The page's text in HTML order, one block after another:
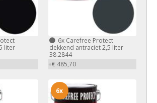
liter
6xCarefree Protect
dekkend antraciet 2,5 liter
38.2844
+€ 485,70
6x